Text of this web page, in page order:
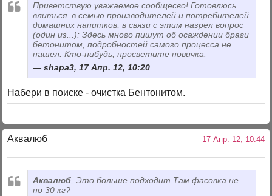
Приветствую уважаемое сообщесво! Готовлюсь
влиться в семью производителей и потребителей
домашних напитков, в связи с этим назрел вопрос
(один из...): Здесь много пишут об осаждении браги
бетонитом, подробностей самого процесса не
нашел. Кто-нибудь, просветите новичка.
shapa3, 17 Апр. 12, 10:20
Набери в поиске - очистка Бентонитом.
Аквалюб 17 Апр. 12, 10:44
Аквалюб , Это больше подходит Там фасовка не
по 30 кг?